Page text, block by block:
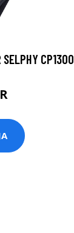
SELPHY CP1300